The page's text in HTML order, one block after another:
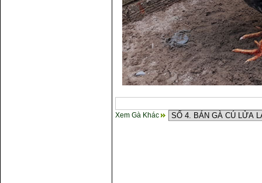
Xem Gà Khác